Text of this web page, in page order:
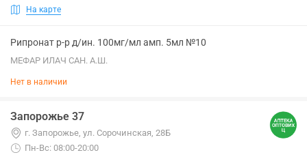
На карте
Рипронат р-р д/ин. 100мг/мл амп. 5мл №10
МЕФАР ИЛАЧ САН. А.Ш.
Нет в наличии
Запорожье 37
г. Запорожье, ул. Сорочинская, 28Б
Пн-Вс: 08:00-20:00